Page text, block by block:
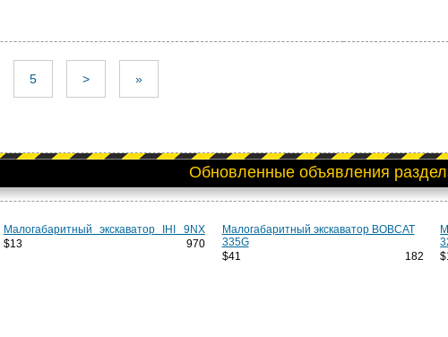
5 > »
Обновленные объявления
Малогабаритный экскаватор IHI 9NX
$13 970
Малогабаритный экскаватор BOBCAT
335G
$41 182